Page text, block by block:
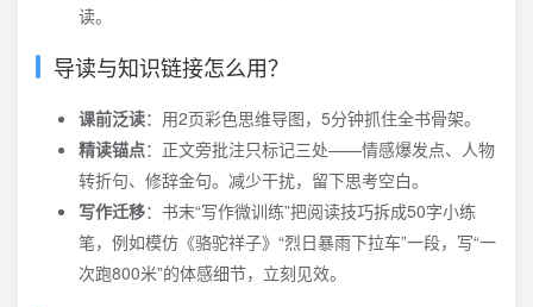
读。
导读与知识链接怎么用？
课前泛读：用2页彩色思维导图，5分钟抓住全书骨架。
精读锚点：正文旁批注只标记三处——情感爆发点、人物
转折句、修辞金句。减少干扰，留下思考空白。
写作迁移：书末“写作微训练”把阅读技巧拆成50字小练
笔，例如模仿《骆驼祥子》“烈日暴雨下拉车”一段，写“一
次跑800米”的体感细节，立刻见效。